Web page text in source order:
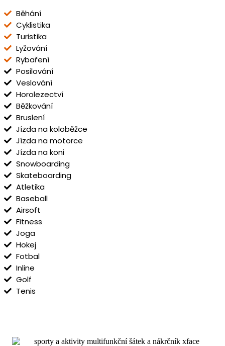
Běhání
Cyklistika
Turistika
Lyžování
Rybaření
Posilování
Veslování
Horolezectví
Běžkování
Bruslení
Jízda na koloběžce
Jízda na motorce
Jízda na koni
Snowboarding
Skateboarding
Atletika
Baseball
Airsoft
Fitness
Joga
Hokej
Fotbal
Inline
Golf
Tenis